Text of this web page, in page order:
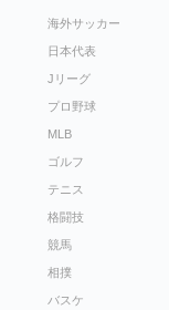
海外サッカー
日本代表
Jリーグ
プロ野球
MLB
ゴルフ
テニス
格闘技
競馬
相撲
バスケ